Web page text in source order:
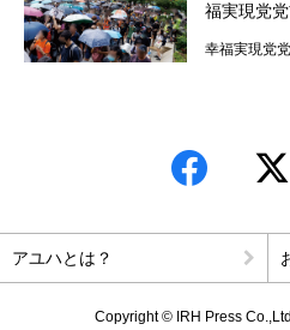
福実現党
幸福実現党
アユハとは？
Copyright © IRH Press
子育て110番
時代を創った女性たち
読者の手記